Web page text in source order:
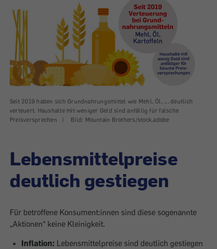
Seit 2019 haben sich Grundnahrungsmittel wie Mehl, Öl, ... deutlich
verteuert. Haushalte mit weniger Geld sind anfällig für falsche
Preisversprechen
| Bild: Mountain Brothers/stock.adobe
Lebensmittelpreise
deutlich gestiegen
Für betroffene Konsument:innen sind diese sogenannte
„Aktionen“ keine Kleinigkeit.
Inflation: Lebensmittelpreise sind deutlich gestiegen